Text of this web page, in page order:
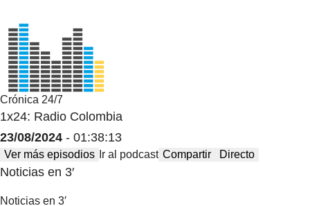
Crónica 24/7
1x24: Radio Colombia
23/08/2024 - 01:38:13
Ver más episodios Ir al podcast Compartir Directo
Noticias en 3′
Noticias en 3′